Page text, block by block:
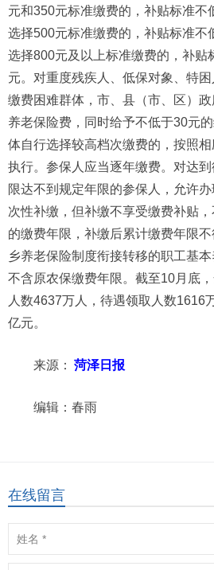
元和350元标准缴费的，补贴标准不
选择500元标准缴费的，补贴标准不
选择800元及以上标准缴费的，补贴
元。对重度残疾人、低保对象、特
缴费困难群体，市、县（市、区）
养老保险费，同时给予不低于30元
体自行选择较高档次缴费的，按照
执行。参保人应当逐年缴费。对达
限达不到规定年限的参保人，允许
次性补缴，但补缴不享受缴费补贴
的缴费年限，补缴后累计缴费年限
乡养老保险制度衔接转移的职工基本
不含原农保缴费年限。截至10月底
人数4637万人，待遇领取人数1616
亿元。
来源： 菏泽日报
编辑：春雨
在线留言